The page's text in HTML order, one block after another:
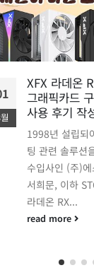
XFX 라데온
그래픽카드
사용 후기 작
1998년 설립되
팅 관련 솔루션
수입사인 (주)
서희문, 이하
라데온 RX...
read more